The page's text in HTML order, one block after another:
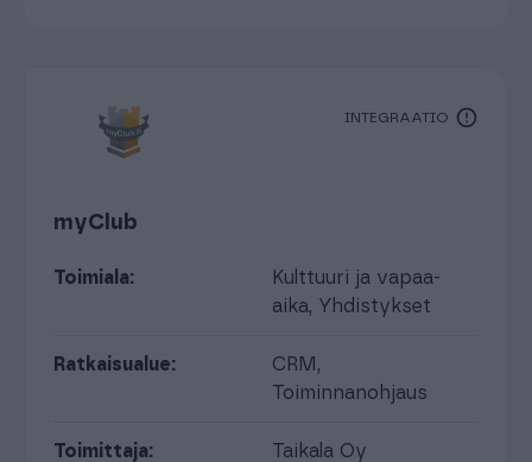
INTEGRAATIO
myClub
Toimiala:
Kulttuuri ja vapaa-
aika, Yhdistykset
Ratkaisualue: CRM ,
Toiminnanohjaus
Toimittaja: Taikala Oy